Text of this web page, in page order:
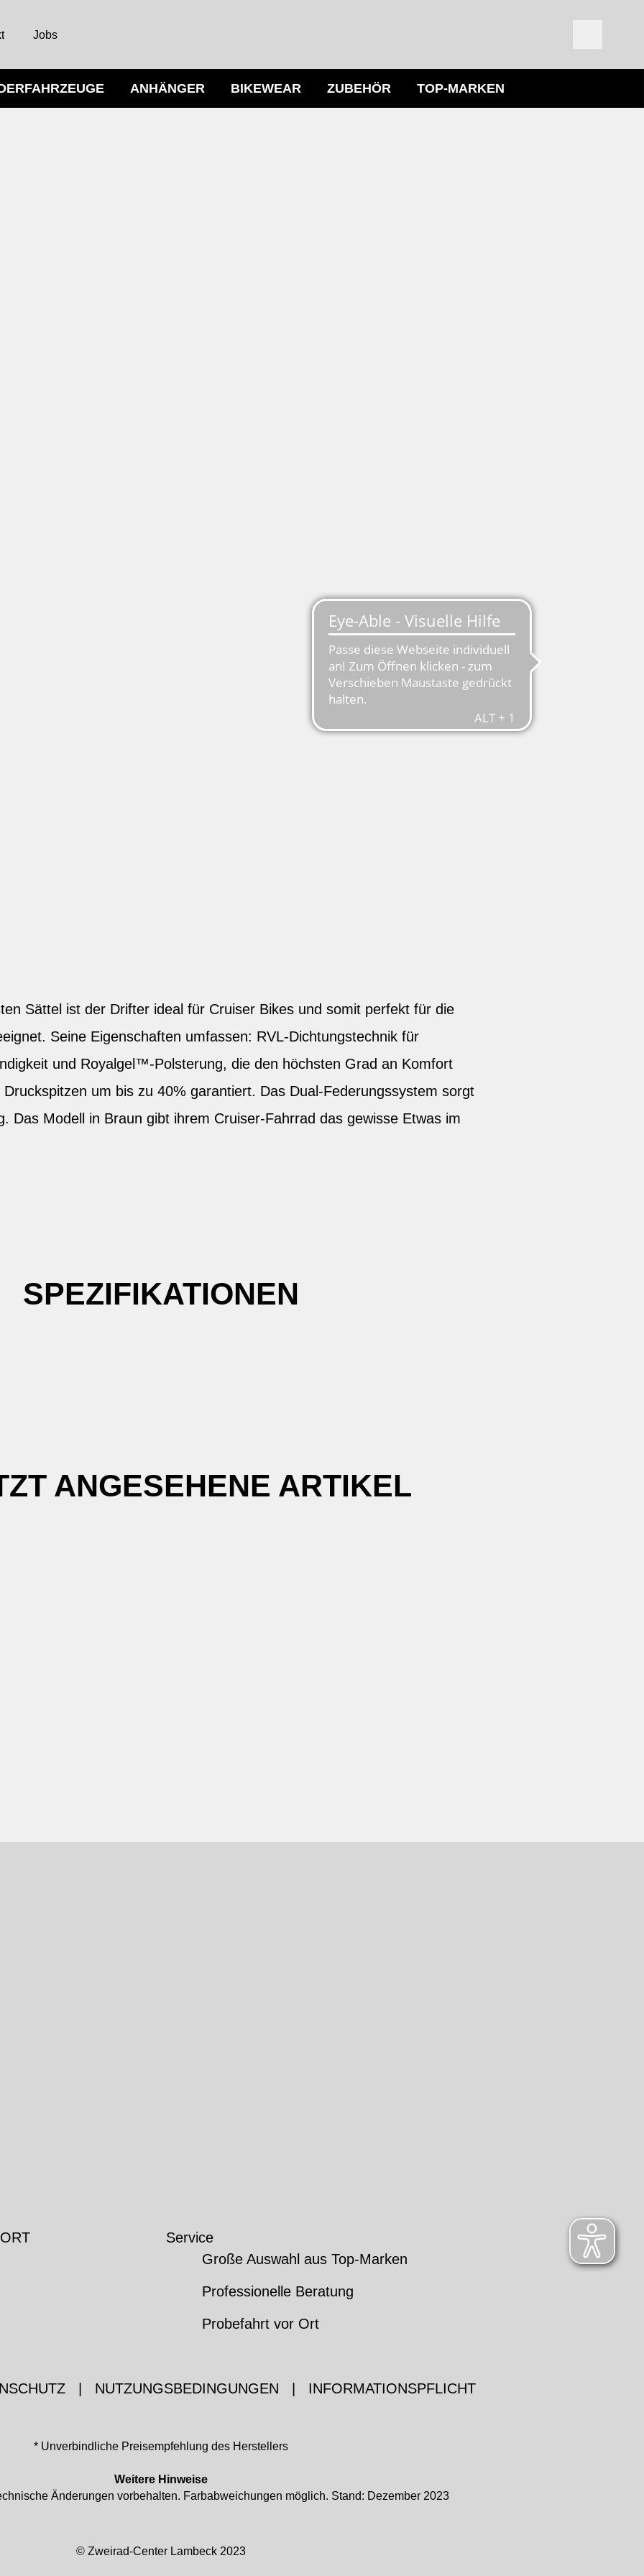
Jobs
ANHÄNGER BIKEWEAR ZUBEHÖR TOP-MARKEN
Sättel ist der Drifter ideal für Cruiser Bikes und somit perfekt für die
Seine Eigenschaften umfassen: RVL-Dichtungstechnik für
und Royalgel™-Polsterung, die den höchsten Grad an Komfort
um bis zu 40% garantiert. Das Dual-Federungssystem sorgt
Das Modell in Braun gibt ihrem Cruiser-Fahrrad das gewisse Etwas im
SPEZIFIKATIONEN
ANGESEHENE ARTIKEL
Service
Große Auswahl aus Top-Marken
Professionelle Beratung
Probefahrt vor Ort
NUTZUNGSBEDINGUNGEN INFORMATIONSPFLICHT
* Unverbindliche Preisempfehlung des Herstellers
Weitere Hinweise
Änderungen vorbehalten. Farbabweichungen möglich. Stand: Dezember 2023
© Zweirad-Center Lambeck 2023